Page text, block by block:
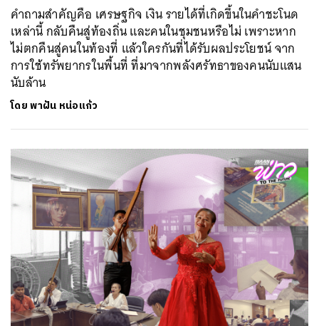
คำถามสำคัญคือ เศรษฐกิจ เงิน รายได้ที่เกิดขึ้นในคำชะโนด
เหล่านี้ กลับคืนสู่ท้องถิ่น และคนในชุมชนหรือไม่ เพราะหาก
ไม่ตกคืนสู่คนในท้องที่ แล้วใครกันที่ได้รับผลประโยชน์ จาก
การใช้ทรัพยากรในพื้นที่ ที่มาจากพลังศรัทธาของคนนับแสน
นับล้าน
โดยพาฝัน หน่อแก้ว